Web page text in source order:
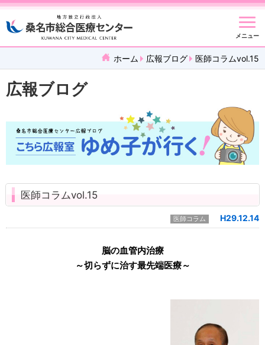
メニュー
ホーム 広報ブログ 医師コラムvol.15
広報ブログ
医師コラムvol.15
医師コラム H29.12.14
脳の血管内治療
～切らずに治す最先端医療～